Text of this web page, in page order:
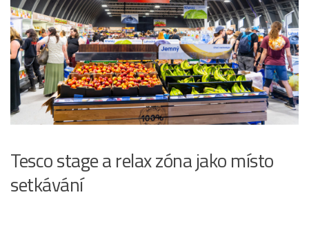
Tesco stage a relax zóna jako místo
setkávání